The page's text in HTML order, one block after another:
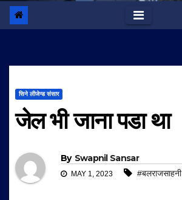
सिने लीजेन्ड संसार
जेल भी जाना पडा था
By Swapnil Sansar
MAY 1, 2023 #बलराजसाहनी